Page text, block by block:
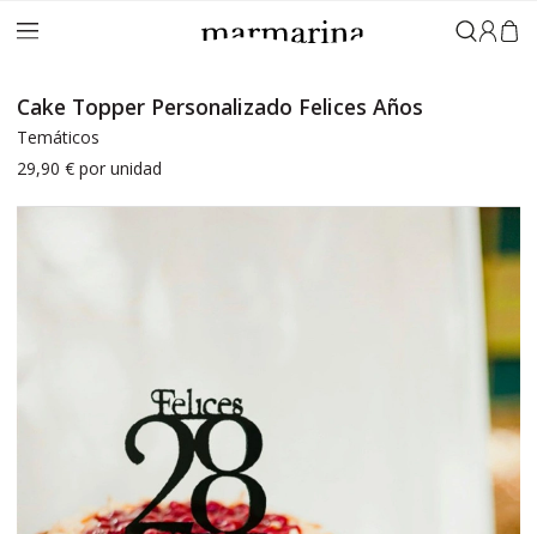
Iniciar
Cake Topper Personalizado Felices Años
Temáticos
29,90 € por unidad